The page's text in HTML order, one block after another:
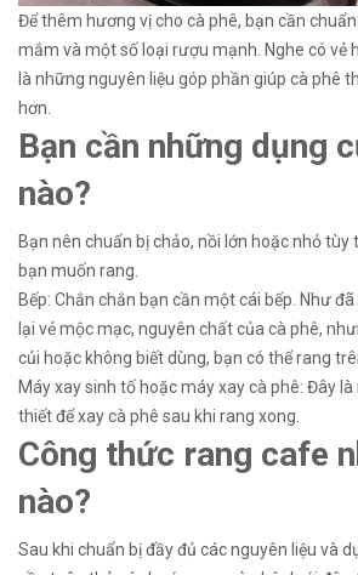
Để thêm hương vị cho cà phê, bạn cần
mắm và một số loại rượu mạnh. Nghe có vẻ
là những nguyên liệu góp phần giúp cà phê
hơn.
Bạn cần những dụng
nào?
Bạn nên chuẩn bị chảo, nồi lớn hoặc nhỏ tùy
bạn muốn rang.
Bếp: Chắn chắn bạn cần một cái bếp. Như
lại vẻ mộc mạc, nguyên chất của cà phê,
củi hoặc không biết dùng, bạn có thể rang
Máy xay sinh tố hoặc máy xay cà phê: Đây
thiết để xay cà phê sau khi rang xong.
Công thức rang cafe
nào?
Sau khi chuẩn bị đầy đủ các nguyên liệu và